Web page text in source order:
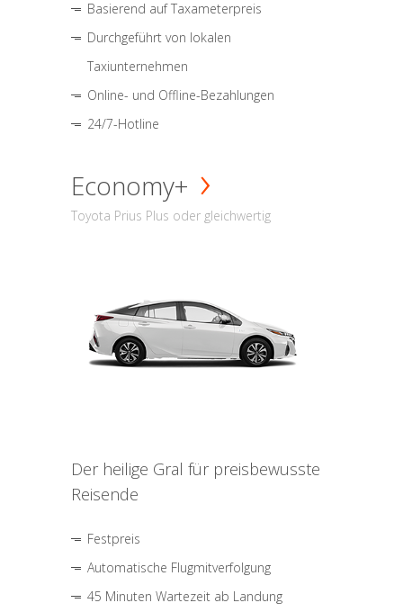
Basierend auf Taxameterpreis
Durchgeführt von lokalen
Taxiunternehmen
Online- und Offline-Bezahlungen
24/7-Hotline
Economy+
Toyota Prius Plus oder gleichwertig
Der heilige Gral für preisbewusste
Reisende
Festpreis
Automatische Flugmitverfolgung
45 Minuten Wartezeit ab Landung